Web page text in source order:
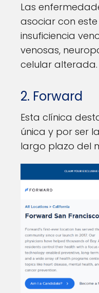
Las
asociar con
insuficiencia
venosas,
celular alterada.
2. Forward
Esta clínica
única y por ser
largo plazo del